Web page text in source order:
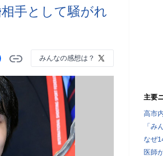
手として騒がれ
みんなの感想は？
主要
高市
「み
なぜ
医師